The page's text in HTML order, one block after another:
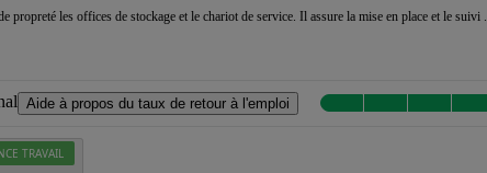
propreté les offices de stockage et le chariot de service. Il assure la mise en place et le suivi ...
Aide à propos du taux de retour à l'emploi
TRAVAIL